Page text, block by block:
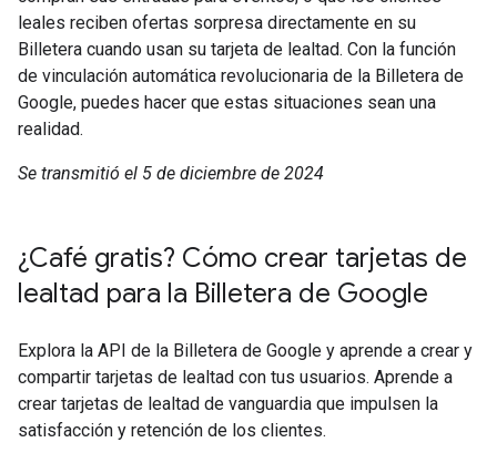
leales reciben ofertas sorpresa directamente en su
Billetera cuando usan su tarjeta de lealtad. Con la función
de vinculación automática revolucionaria de la Billetera de
Google, puedes hacer que estas situaciones sean una
realidad.
Se transmitió el 5 de diciembre de 2024
¿Café gratis? Cómo crear tarjetas de
lealtad para la Billetera de Google
Explora la API de la Billetera de Google y aprende a crear y
compartir tarjetas de lealtad con tus usuarios. Aprende a
crear tarjetas de lealtad de vanguardia que impulsen la
satisfacción y retención de los clientes.